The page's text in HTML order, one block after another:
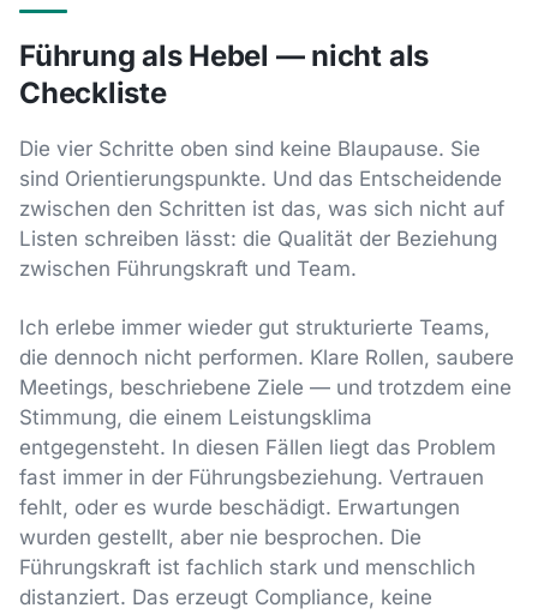
Führung als Hebel — nicht als
Checkliste
Die vier Schritte oben sind keine Blaupause. Sie
sind Orientierungspunkte. Und das Entscheidende
zwischen den Schritten ist das, was sich nicht auf
Listen schreiben lässt: die Qualität der Beziehung
zwischen Führungskraft und Team.
Ich erlebe immer wieder gut strukturierte Teams,
die dennoch nicht performen. Klare Rollen, saubere
Meetings, beschriebene Ziele — und trotzdem eine
Stimmung, die einem Leistungsklima
entgegensteht. In diesen Fällen liegt das Problem
fast immer in der Führungsbeziehung. Vertrauen
fehlt, oder es wurde beschädigt. Erwartungen
wurden gestellt, aber nie besprochen. Die
Führungskraft ist fachlich stark und menschlich
distanziert. Das erzeugt Compliance, keine